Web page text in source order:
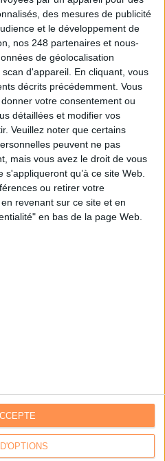
des mesures de publicité
et le développement de
nos 248 partenaires et nous-
de géolocalisation
d'appareil. En cliquant, vous
décrits précédemment. Vous
votre consentement ou
détaillées et modifier vos
Veuillez noter que certains
peuvent ne pas
mais vous avez le droit de vous
qu’à ce site Web.
ou retirer votre
revenant sur ce site et en
en bas de la page Web.
de compte?
les articles
mon CV
Archimag.com
avec ACE